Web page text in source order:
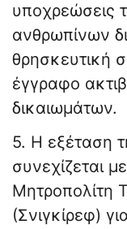
υποχρεώσεις
ανθρωπίνων
θρησκευτική
έγγραφο
δικαιωμάτων.
5. Η εξέταση
συνεχίζεται
Μητροπολίτη
(Σνιγκίρεφ)